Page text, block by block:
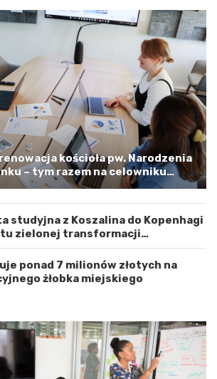
kościoła pw. Narodzenia
– tym razem na celowniku
i główne wejście
studyjna z Koszalina do Kopenhagi
zielonej transformacji
ponad 7 milionów złotych na
żłobka miejskiego